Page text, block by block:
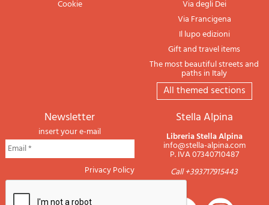
Cookie
Via degli Dei
Via Francigena
Il lupo edizioni
Gift and travel items
The most beautiful streets and
paths in Italy
All themed sections
newsletter
insert your e-mail
Privacy Policy
Stella Alpina
Libreria Stella Alpina
info@stella-alpina.com
P. IVA 07340710487
Call +393717915443